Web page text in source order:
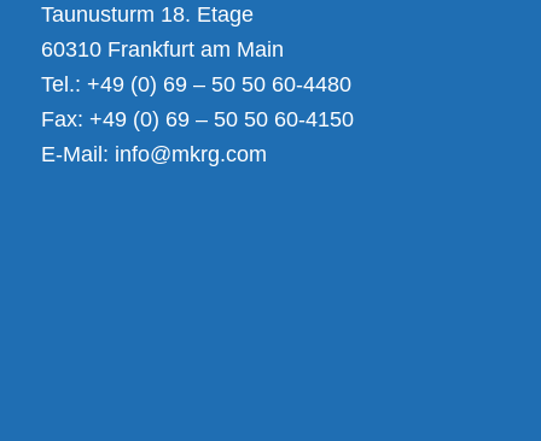
Taunusturm 18. Etage
60310 Frankfurt am Main
Tel.: +49 (0) 69 – 50 50 60-4480
Fax: +49 (0) 69 – 50 50 60-4150
E-Mail: info@mkrg.com